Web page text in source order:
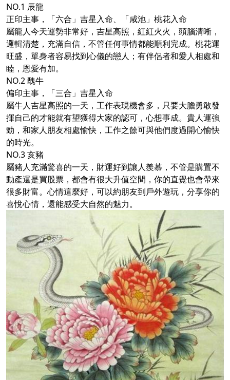
NO.1 辰龍
正印主事，「六合」吉星入命、「咸池」桃花入命
屬龍人今天運勢非常好，吉星高照，紅紅火火，頭腦清晰，
邏輯清楚，充滿自信，不管任何事情都能順利完成。桃花運
旺盛，單身者容易找到心儀的戀人；有伴侶者和愛人相處和
睦，恩愛有加。
NO.2 醜牛
偏印主事，「三合」吉星入命
屬牛人吉星高照的一天，工作表現機會多，只要大膽勇敢發
揮自己的才能就有望獲得大家的認可，心想事成。貴人運強
勁，和家人朋友相處愉快，工作之餘可與他們度過開心愉快
的時光。
NO.3 亥豬
屬豬人充滿驚喜的一天，財運好到讓人羨慕，不管是購置不
動產還是買股票，都會有很大升值空間，你的直覺也會帶來
很多財富。心情這麼好，可以約朋友到戶外遊玩，分享你的
喜悅心情，還能感受大自然的魅力。